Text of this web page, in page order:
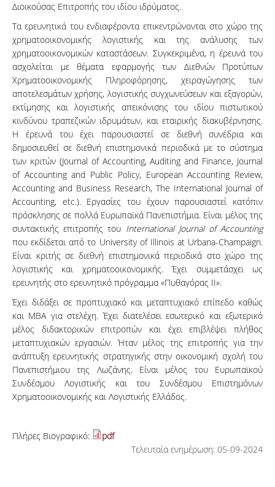
Διοικούσας Επιτροπής του ιδίου ιδρύματος.
Τα ερευνητικά του ενδιαφέροντα επικεντρώνονται στο χώρο της
χρηματοοικονομικής λογιστικής και της ανάλυσης των
χρηματοοικονομικών καταστάσεων. Συγκεκριμένα, η έρευνά του
ασχολείται με θέματα εφαρμογής των Διεθνών Προτύπων
Χρηματοοικονομικής Πληροφόρησης, χειραγώγησης των
αποτελεσμάτων χρήσης, λογιστικής συγχωνεύσεων και εξαγορών,
εκτίμησης και λογιστικής απεικόνισης του ιδίου πιστωτικού
κινδύνου τραπεζικών ιδρυμάτων, και εταιρικής διακυβέρνησης.
Η έρευνά του έχει παρουσιαστεί σε διεθνή συνέδρια και
δημοσιευθεί σε διεθνή επιστημονικά περιοδικά με το σύστημα
των κριτών (Journal of Accounting, Auditing and Finance, Journal
of Accounting and Public Policy, European Accounting Review,
Accounting and Business Research, The International Journal of
Accounting, etc.). Εργασίες του έχουν παρουσιαστεί κατόπιν
πρόσκλησης σε πολλά Ευρωπαϊκά Πανεπιστήμια. Είναι μέλος της
συντακτικής επιτροπής του International Journal of Accounting
που εκδίδεται από το University of Illinois at Urbana-Champaign.
Είναι κριτής σε διεθνή επιστημονικά περιοδικά στο χώρο της
λογιστικής και χρηματοοικονομικής. Έχει συμμετάσχει ως
ερευνητής στο ερευνητικό πρόγραμμα «Πυθαγόρας ΙΙ».
Έχει διδάξει σε προπτυχιακό και μεταπτυχιακό επίπεδο καθώς
και MBA για στελέχη. Έχει διατελέσει εσωτερικό και εξωτερικό
μέλος διδακτορικών επιτροπών και έχει επιβλέψει πλήθος
μεταπτυχιακών εργασιών. Ήταν μέλος της επιτροπής για την
ανάπτυξη ερευνητικής στρατηγικής στην οικονομική σχολή του
Πανεπιστήμιου της Λωζάνης. Είναι μέλος του Ευρωπαϊκού
Συνδέσμου Λογιστικής και του Συνδέσμου Επιστημόνων
Χρηματοοικονομικής και Λογιστικής Ελλάδος.
Πλήρες Βιογραφικό:
pdf
Τελευταία ενημέρωση: 05-09-2024